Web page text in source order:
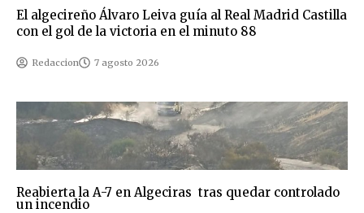
El algecireño Álvaro Leiva guía al Real Madrid Castilla
con el gol de la victoria en el minuto 88
Redaccion 7 agosto 2026
Reabierta la A-7 en Algeciras tras quedar controlado
un incendio